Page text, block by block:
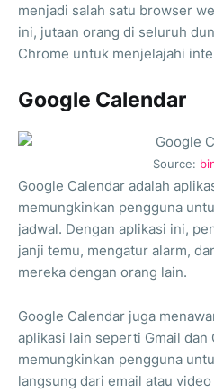
menjadi salah satu browser
ini, jutaan orang di seluruh
Chrome untuk menjelajahi
Google Calendar
Source:
Google Calendar adalah
memungkinkan pengguna
jadwal. Dengan aplikasi ini,
janji temu, mengatur alarm,
mereka dengan orang lain.
Google Calendar juga
aplikasi lain seperti Gmail dan
memungkinkan pengguna
langsung dari email atau